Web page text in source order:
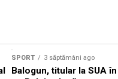
SPORT 3 săptămâni ago
Balogun, titular la SUA